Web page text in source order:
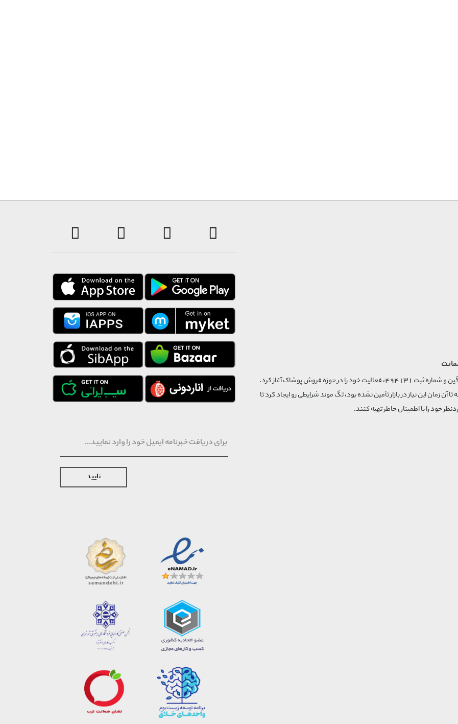
تایید
فروشگاه تگ موند از سال 1395 با نام ثبتی گسترش و نوآوری تگین و شماره ثبت 494131، فعالیت خود را در حوزه فروش پوشاک آغاز کرد.
تا آن زمان این نیاز در بازار تأمین نشده بود، تگ موند شرایطی رو ایجاد کرد تا
خود را با اطمینان خاطر تهیه کنند.